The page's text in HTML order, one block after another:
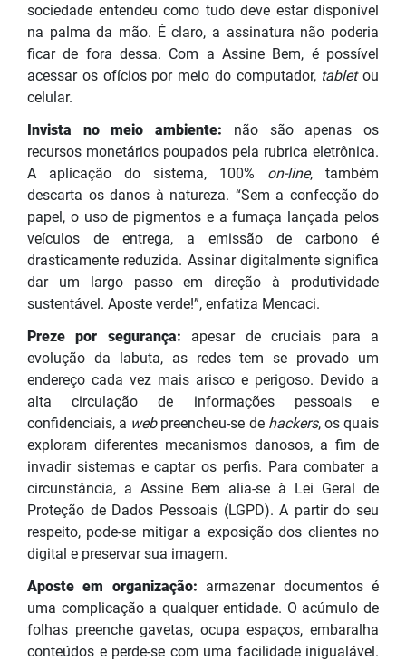
sociedade entendeu como tudo deve estar disponível
na palma da mão. É claro, a assinatura não poderia
ficar de fora dessa. Com a Assine Bem, é possível
acessar os ofícios por meio do computador, tabletou
celular.
Invista no meio ambiente: não são apenas os
recursos monetários poupados pela rubrica eletrônica.
A aplicação do sistema, 100% on-line, também
descarta os danos à natureza. “Sem a confecção do
papel, o uso de pigmentos e a fumaça lançada pelos
veículos de entrega, a emissão de carbono é
drasticamente reduzida. Assinar digitalmente significa
dar um largo passo em direção à produtividade
sustentável. Aposte verde!”, enfatiza Mencaci.
Preze por segurança: apesar de cruciais para a
evolução da labuta, as redes tem se provado um
endereço cada vez mais arisco e perigoso. Devido a
alta circulação de informações pessoais e
confidenciais, a webpreencheu-se de hackers, os quais
exploram diferentes mecanismos danosos, a fim de
invadir sistemas e captar os perfis. Para combater a
circunstância, a Assine Bem alia-se à Lei Geral de
Proteção de Dados Pessoais (LGPD). A partir do seu
respeito, pode-se mitigar a exposição dos clientes no
digital e preservar sua imagem.
Aposte em organização: armazenar documentos é
uma complicação a qualquer entidade. O acúmulo de
folhas preenche gavetas, ocupa espaços, embaralha
conteúdos e perde-se com uma facilidade inigualável.